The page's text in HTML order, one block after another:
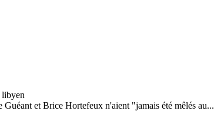
et Brice Hortefeux n'aient "jamais été mêlés au...